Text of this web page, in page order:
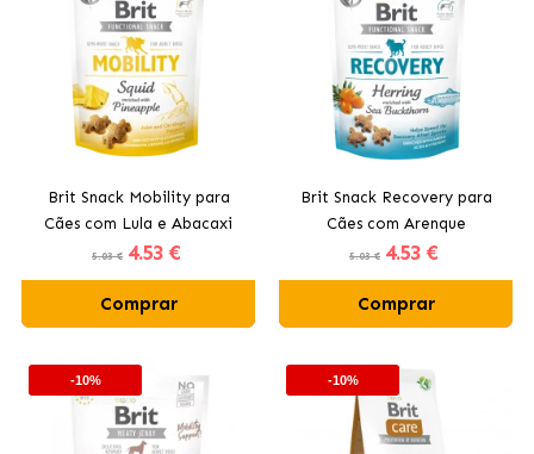
Brit Snack Mobility para
Cães com Lula e Abacaxi
5.03 € 4.53 €
Comprar
Brit Snack Recovery para
Cães com Arenque
5.03 € 4.53 €
Comprar
-10% -10%